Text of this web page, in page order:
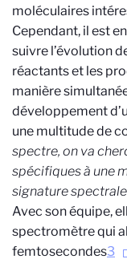
moléculaires
Cependant, il est
suivre l’évolution
réactants et les
manière
développement
une multitude de
spectre, on va
spécifiques à une
signature spectrale
Avec son équipe,
spectromètre qui
femtosecondes3